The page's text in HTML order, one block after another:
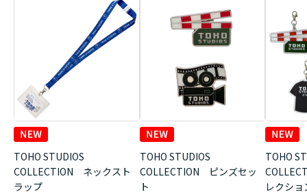
TOHO STUDIOS
COLLECTION ネックスト
ラップ
TOHO STUDIOS
COLLECTION ピンズセッ
ト
TOHO
レクシ